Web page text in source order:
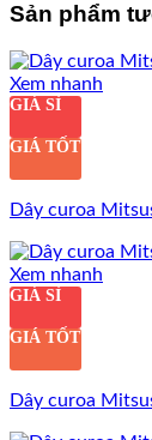
Sản phẩm
Xem nhanh
GIÁ SỈ
GIÁ TỐT
Dây curoa
Xem nhanh
GIÁ SỈ
GIÁ TỐT
Dây curoa